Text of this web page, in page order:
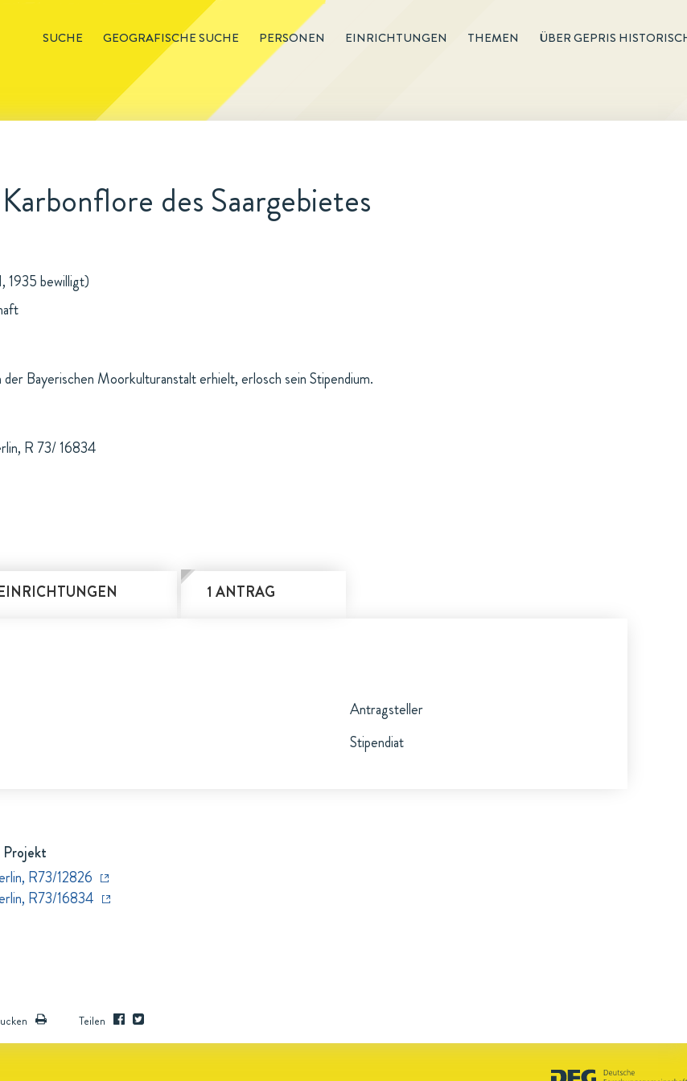
SUCHE GEOGRAFISCHE SUCHE PERSONEN EINRICHTUNGEN THEMEN ÜBER GEPRIS
des Saargebietes
1935 bewilligt)
Bayerischen Moorkulturanstalt erhielt, erlosch sein Stipendium.
R 73/ 16834
1 ANTRAG
Antragsteller
Stipendiat
R73/12826
R73/16834
Teilen